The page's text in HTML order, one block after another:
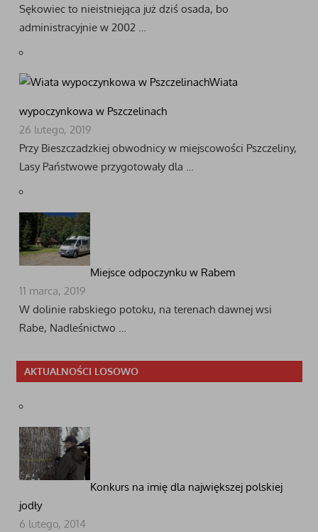
Sękowiec to nieistniejąca już dziś osada, bo
administracyjnie w 2002 …
Wiata
wypoczynkowa w Pszczelinach
26 lutego, 2019
Przy Bieszczadzkiej obwodnicy w miejscowości Pszczeliny,
Lasy Państwowe przygotowały dla …
Miejsce odpoczynku w Rabem
11 marca, 2019
W dolinie rabskiego potoku, na terenach dawnej wsi
Rabe, Nadleśnictwo …
AKTUALNOŚCI LOSOWO
Konkurs na imię dla największej polskiej
jodły
6 lutego, 2014